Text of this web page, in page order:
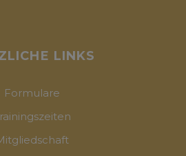
LINKS
Formulare